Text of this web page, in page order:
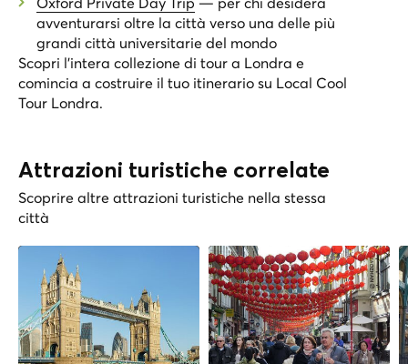
avventurarsi oltre la città verso una delle più
grandi città universitarie del mondo
Scopri l’intera collezione di tour a Londra e
comincia a costruire il tuo itinerario su Local Cool
Tour Londra.
Attrazioni turistiche correlate
Scoprire altre attrazioni turistiche nella stessa
città